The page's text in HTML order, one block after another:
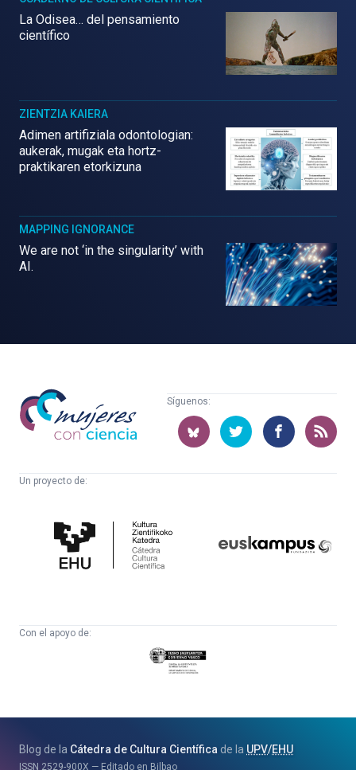
La Odisea… del pensamiento
científico
ZIENTZIA KAIERA
Adimen artifiziala odontologian:
aukerak, mugak eta hortz-
praktikaren etorkizuna
MAPPING IGNORANCE
We are not ‘in the singularity’ with
AI.
Mujeres
con
ciencia
Síguenos:
Un proyecto de:
Cultura
Científica
Con el apoyo de:
Eusko
Jaurlaritza
eta
Blog de la Cátedra de Cultura Científica de la UPV/EHU
ISSN 2529-900X Editado en Bilbao